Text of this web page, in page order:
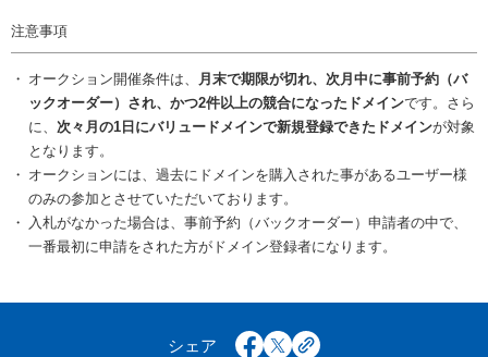
注意事項
オークション開催条件は、
月末で期限が切れ、次月中に事前予約（バ
ックオーダー）され、かつ2件以上の競合になったドメインです。さら
に、 次々月の1日にバリュードメインで新規登録できたドメインが対象
となります。
オークションには、過去にドメインを購入された事があるユーザー様
のみの参加とさせていただいております。
入札がなかった場合は、事前予約（バックオーダー）申請者の中で、
一番最初に申請をされた方がドメイン登録者になります。
シェア facebook
x copy